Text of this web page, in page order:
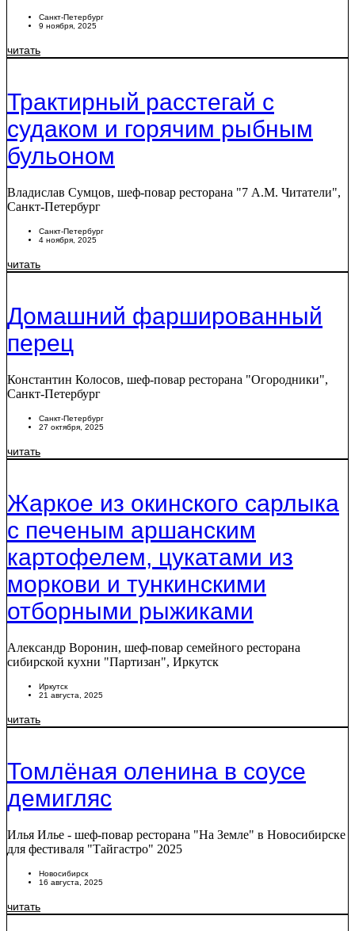
Санкт-Петербург
9 ноября, 2025
читать
Трактирный расстегай с
судаком и горячим рыбным
бульоном
Владислав Сумцов, шеф-повар ресторана "7 A.M. Читатели",
Санкт-Петербург
Санкт-Петербург
4 ноября, 2025
читать
Домашний фаршированный
перец
Константин Колосов, шеф-повар ресторана "Огородники",
Санкт-Петербург
Санкт-Петербург
27 октября, 2025
читать
Жаркое из окинского сарлыка
с печеным аршанским
картофелем, цукатами из
моркови и тункинскими
отборными рыжиками
Александр Воронин, шеф-повар семейного ресторана
сибирской кухни "Партизан", Иркутск
Иркутск
21 августа, 2025
читать
Томлёная оленина в соусе
демигляс
Илья Илье - шеф-повар ресторана "На Земле" в Новосибирске
для фестиваля "Тайгастро" 2025
Новосибирск
16 августа, 2025
читать